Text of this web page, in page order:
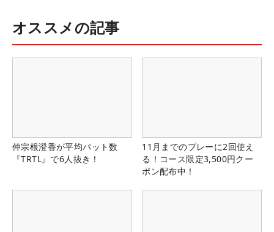
オススメの記事
仲宗根澄香が平均パット数
『TRTL』で6人抜き！
11月までのプレーに2回使え
る！コース限定3,500円クー
ポン配布中！